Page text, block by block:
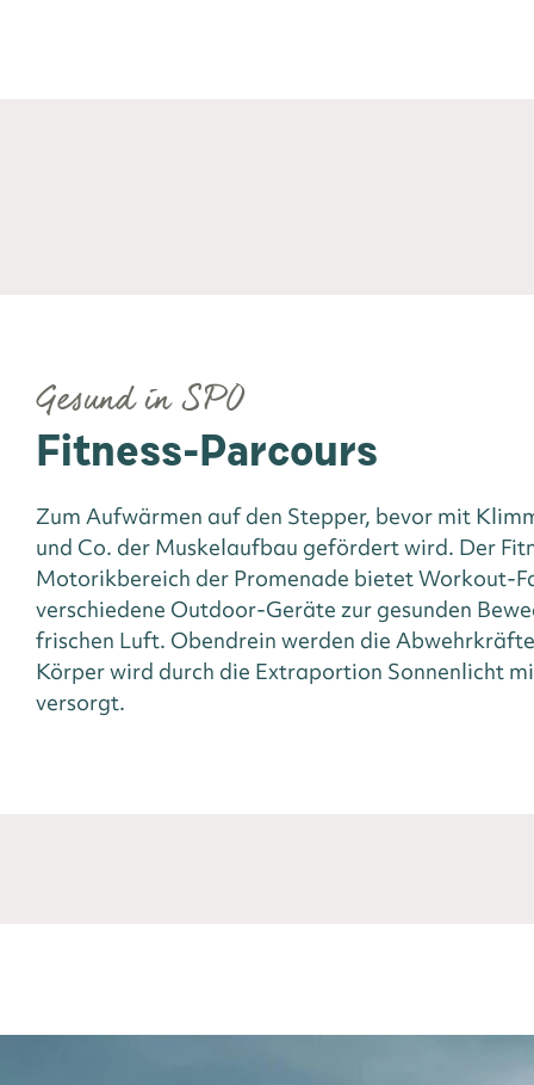
Gesund in SPO
Fitness-Parcours
Zum Aufwärmen auf den Stepper, bevor mit
und Co. der Muskelaufbau gefördert wird. Der
Motorikbereich der Promenade bietet Workout-
verschiedene Outdoor-Geräte zur gesunden
frischen Luft. Obendrein werden die
Körper wird durch die Extraportion Sonnenlicht
versorgt.